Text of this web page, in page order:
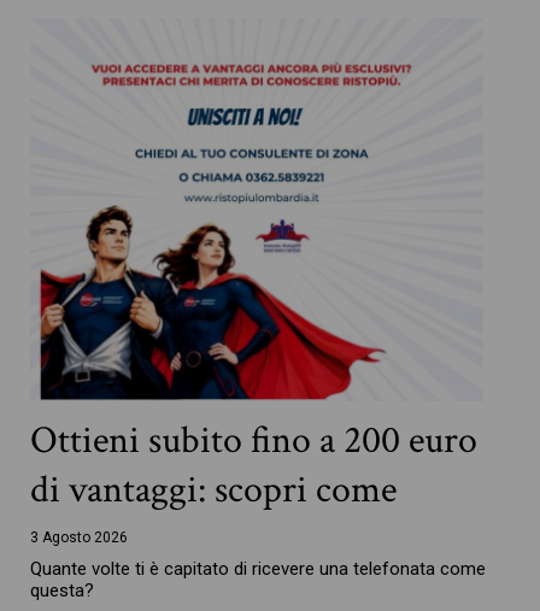
Ottieni subito fino a 200 euro
di vantaggi: scopri come
3 Agosto 2026
Quante volte ti è capitato di ricevere una telefonata come
questa?